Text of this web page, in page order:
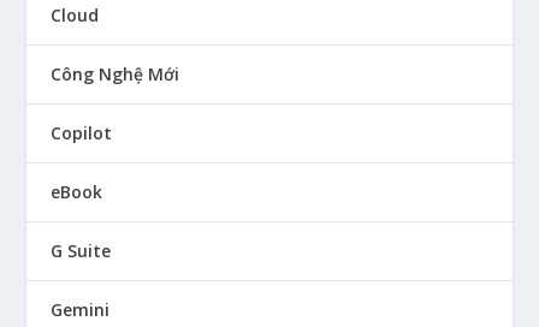
Cloud
Công Nghệ Mới
Copilot
eBook
G Suite
Gemini